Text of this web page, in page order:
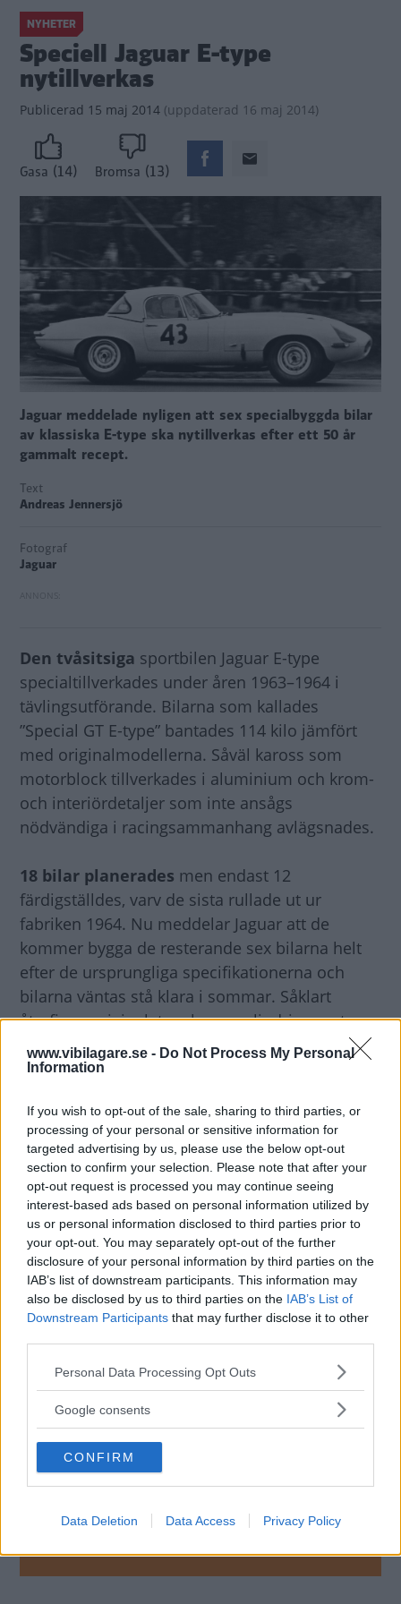
www.vibilagare.se - Do Not Process My Personal
Information
If you wish to opt-out of the sale, sharing to third parties, or
processing of your personal or sensitive information for
targeted advertising by us, please use the below opt-out
section to confirm your selection. Please note that after your
opt-out request is processed you may continue seeing
interest-based ads based on personal information utilized by
us or personal information disclosed to third parties prior to
your opt-out. You may separately opt-out of the further
disclosure of your personal information by third parties on the
IAB’s list of downstream participants. This information may
also be disclosed by us to third parties on the IAB’s List of
Downstream Participants that may further disclose it to other
Please note that this website/app uses one or more Google
not limited to your visit or usage behaviour. You may click to
use your data for below specified purposes in below Google
consent section.
Personal Data Processing Opt Outs
Google consents
CONFIRM
Data Deletion Data Access Privacy Policy
NYHETER
Speciell Jaguar E-type
nytillverkas
Publicerad 15 maj 2014 (uppdaterad 16 maj 2014)
Gasa (14) Bromsa (13)
Jaguar meddelade nyligen att sex specialbyggda bilar
av klassiska E-type ska nytillverkas efter ett 50 år
gammalt recept.
Text
Andreas Jennersjö
Fotograf
Jaguar
Den tvåsitsiga sportbilen Jaguar E-type
specialtillverkades under åren 1963–1964 i
tävlingsutförande. Bilarna som kallades
”Special GT E-type” bantades 114 kilo jämfört
med originalmodellerna. Såväl kaross som
motorblock tillverkades i aluminium och krom-
och interiördetaljer som inte ansågs
nödvändiga i racingsammanhang avlägsnades.
18 bilar planerades men endast 12
färdigställdes, varv de sista rullade ut ur
fabriken 1964. Nu meddelar Jaguar att de
kommer bygga de resterande sex bilarna helt
efter de ursprungliga specifikationerna och
bilarna väntas stå klara i sommar. Såklart
återfinns originalets raka sexcylindriga motor
på 3,8 liter under den långa huven.
potentiella kunder för de nytillverkade bilarna
bland samlare och vurmare för historisk
racing. Av de bilar som tillverkades för 50 år
sedan uppskattas elva fortfarande vara i livet.
Diskutera: Vilken gammal sportbil skulle du
vilja se i produktion igen?
MISSA INTE KOMMANDE ARTIKLAR OM
Få vårt nyhetsbrev utan kostnad
Genom att anmäla dig godkänner du OK-förlagets